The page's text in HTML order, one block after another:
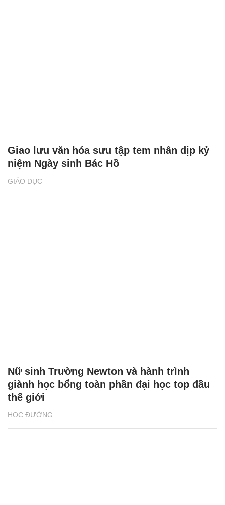
GIÁO DỤC
Giao lưu văn hóa sưu tập tem nhân dịp kỷ
niệm Ngày sinh Bác Hồ
HỌC ĐƯỜNG
Nữ sinh Trường Newton và hành trình
giành học bổng toàn phần đại học top đầu
thế giới